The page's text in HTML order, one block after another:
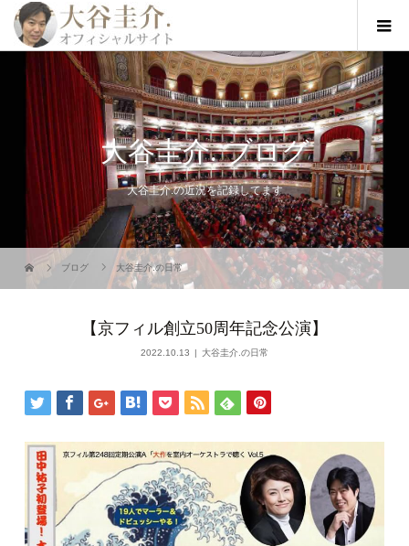
大谷圭介. ブログ
大谷圭介.の近況を記録してます
ブログ 大谷圭介.の日常
【京フィル創立50周年記念公演】
2022.10.13 大谷圭介.の日常